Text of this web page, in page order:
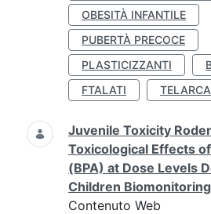
OBESITÀ INFANTILE
PUBERTÀ PRECOCE
PLASTICIZZANTI
FTALATI
Juvenile Toxicity
Toxicological Effects
(BPA) at Dose Levels
Children
Contenuto Web